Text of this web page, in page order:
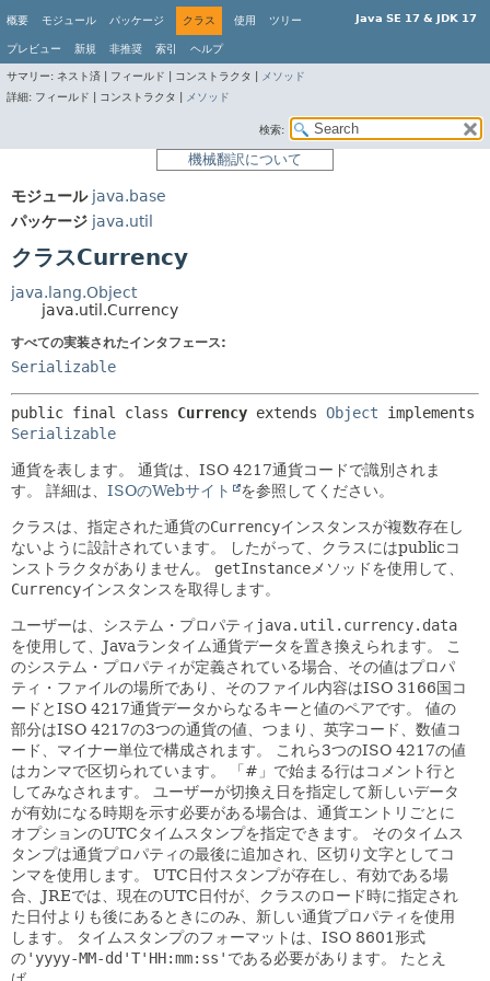
Java SE 17 & JDK 17
概要 モジュール パッケージ クラス 使用 ツリー
プレビュー 新規 非推奨 索引 ヘルプ
サマリー: ネスト済 | フィールド | コンストラクタ |
メソッド
詳細: フィールド | コンストラクタ | メソッド
検索:
機械翻訳について
モジュール java.base
パッケージ java.util
クラスCurrency
java.lang.Object
java.util.Currency
すべての実装されたインタフェース:
Serializable
public final class Currency extends Object
Serializable
通貨を表します。
通貨は、ISO 4217通貨コードで識別されま
す。
詳細は、 ISOのWebサイト を参照してください。
クラスは、指定された通貨のCurrencyインスタンスが複数存在し
ないように設計されています。
したがって、クラスにはpublicコ
ンストラクタがありません。
getInstance メソッドを使用して、
Currencyインスタンスを取得します。
ユーザーは、システム・プロパティ java.util.currency.data
を使用して、Javaランタイム通貨データを置き換えられます。
こ
のシステム・プロパティが定義されている場合、その値はプロパ
ティ・ファイルの場所であり、そのファイル内容はISO 3166国コ
ードとISO 4217通貨データからなるキーと値のペアです。
値の
部分はISO 4217の3つの通貨の値、つまり、英字コード、数値コ
ード、マイナー単位で構成されます。
これら3つのISO 4217の値
はカンマで区切られています。
「#」で始まる行はコメント行と
してみなされます。
ユーザーが切換え日を指定して新しいデータ
が有効になる時期を示す必要がある場合は、通貨エントリごとに
オプションのUTCタイムスタンプを指定できます。
そのタイムス
タンプは通貨プロパティの最後に追加され、区切り文字としてコ
ンマを使用します。
UTC日付スタンプが存在し、有効である場
合、JREでは、現在のUTC日付が、クラスのロード時に指定され
た日付よりも後にあるときにのみ、新しい通貨プロパティを使用
します。
タイムスタンプのフォーマットは、ISO 8601形式
の'yyyy-MM-dd'T'HH:mm:ss' である必要があります。
たとえ